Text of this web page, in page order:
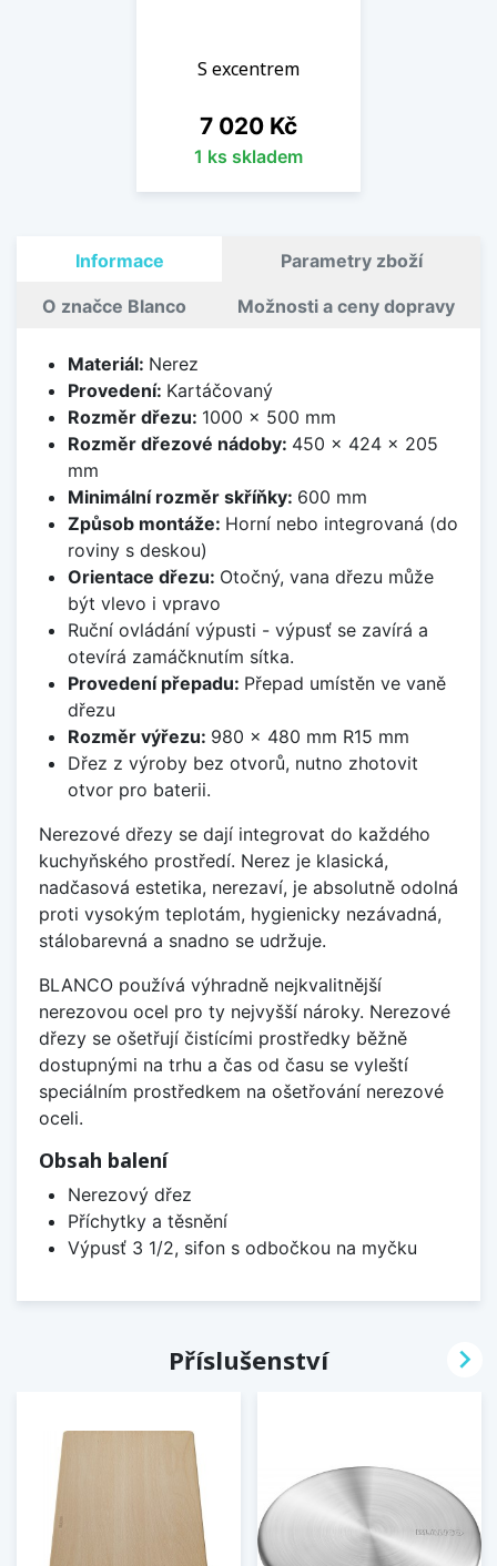
S excentrem
Cena
7 020 Kč
1 ks skladem
Informace Parametry zboží
O značce Blanco Možnosti a ceny dopravy
Materiál: Nerez
Provedení: Kartáčovaný
Rozměr dřezu: 1000 x 500 mm
Rozměr dřezové nádoby: 450 x 424 x 205
mm
Minimální rozměr skříňky: 600 mm
Způsob montáže: Horní nebo integrovaná (do
roviny s deskou)
Orientace dřezu: Otočný, vana dřezu může
být vlevo i vpravo
Ruční ovládání výpusti - výpusť se zavírá a
otevírá zamáčknutím sítka.
Provedení přepadu: Přepad umístěn ve vaně
dřezu
Rozměr výřezu: 980 x 480 mm R15 mm
Dřez z výroby bez otvorů, nutno zhotovit
otvor pro baterii.
Nerezové dřezy se dají integrovat do každého
kuchyňského prostředí. Nerez je klasická,
nadčasová estetika, nerezaví, je absolutně odolná
proti vysokým teplotám, hygienicky nezávadná,
stálobarevná a snadno se udržuje.
BLANCO používá výhradně nejkvalitnější
nerezovou ocel pro ty nejvyšší nároky. Nerezové
dřezy se ošetřují čistícími prostředky běžně
dostupnými na trhu a čas od času se vyleští
speciálním prostředkem na ošetřování nerezové
oceli.
Obsah balení
Nerezový dřez
Příchytky a těsnění
Výpusť 3 1/2, sifon s odbočkou na myčku
Příslušenství 